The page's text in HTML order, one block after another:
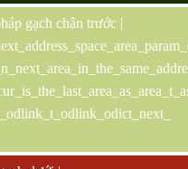
gạch chân trước |